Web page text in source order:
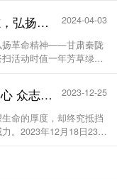
氛围。5月23日至29
继承先烈遗志，弘扬革命精神-甘肃秦陇技工学校清明节祭扫活动...
2024-04-03
扬革命精神——甘肃秦陇
活动时值一年芳草绿，
校团委的组织领导下，
情系灾区献爱心 众志成城渡难关...
2023-12-25
命的厚度，却终究抵挡
。2023年12月18日23时